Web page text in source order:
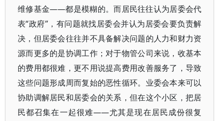
维修基金——都是模糊的。而居民往往认为居委会代
表“政府”，有问题就找居委会并认为居委会要负责解
决，但居委会往往并不具备解决问题的人力和财力资
源而更多的是协调工作；对于物管公司来说，收基本
的费用都很难，更不用说提高费用改善服务了，导致
这些问题形成周而复始的恶性循环。业委会本来可以
协助调解居民和居委会的关系，但在这个小区，把居
民都召集在一起很难——尤其是现在居民成份很复